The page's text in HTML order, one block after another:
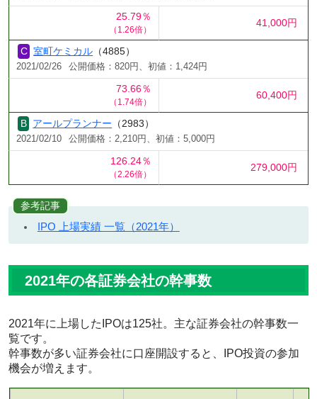
25.79％
（1.26倍）
41,000円
室町ケミカル （4885）
2021/02/26 公開価格：820円、初値：1,424円
73.66％
（1.74倍）
60,400円
アールプランナー （2983）
2021/02/10 公開価格：2,210円、初値：5,000円
126.24％
（2.26倍）
279,000円
参考記事
IPO 上場実績 一覧（2021年）
2021年の各証券会社の幹事数
2021年に上場したIPOは125社。主な証券会社の幹事数一
覧です。
幹事数が多い証券会社に口座開設すると、IPO投資の参加
機会が増えます。